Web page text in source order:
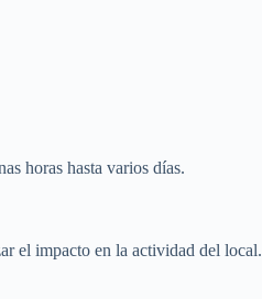
horas hasta varios días.
el impacto en la actividad del local.